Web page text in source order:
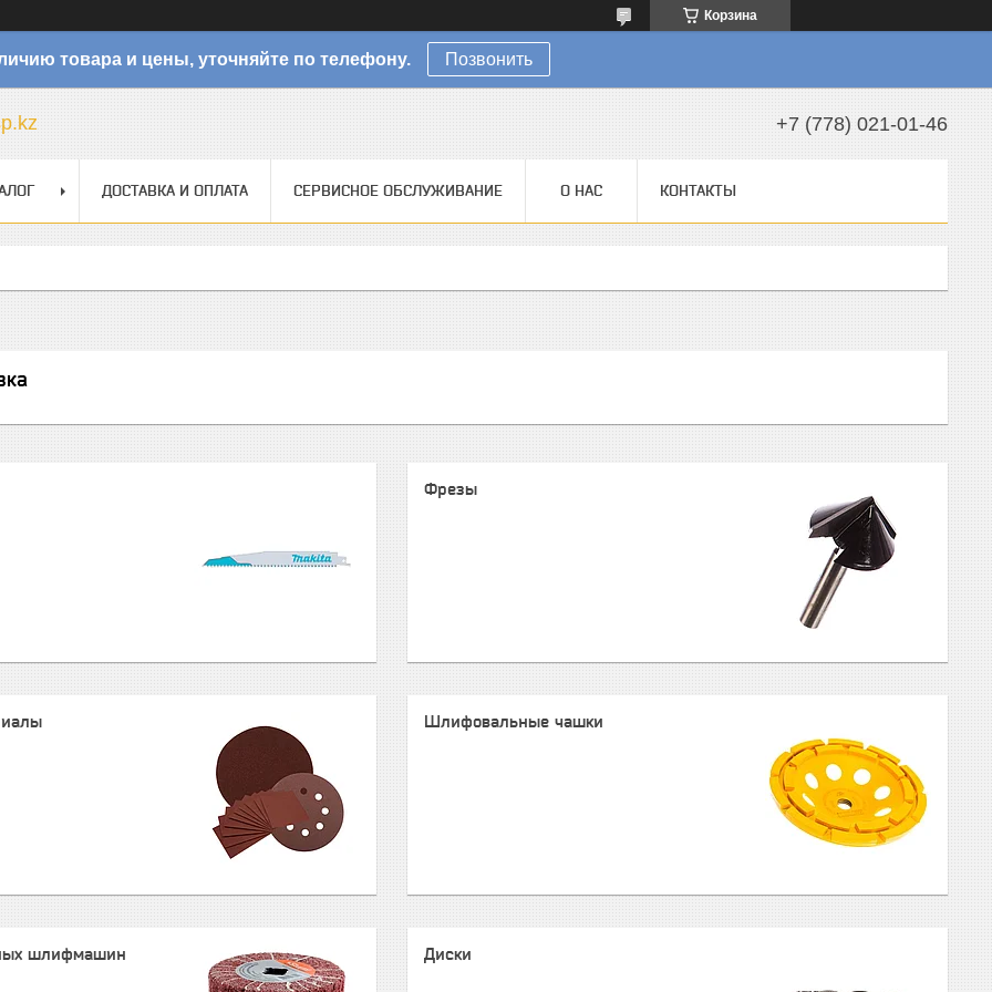
Корзина
товара и цены, уточняйте по телефону. Позвонить
+7 (778) 021-01-46
ДОСТАВКА И ОПЛАТА СЕРВИСНОЕ ОБСЛУЖИВАНИЕ О НАС КОНТАКТЫ
Фрезы
Шлифовальные чашки
шлифмашин Диски